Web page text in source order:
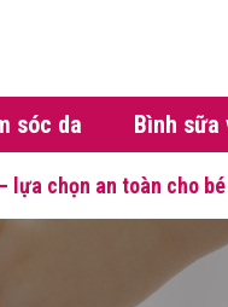
sóc da Bình sữa
lựa chọn an toàn cho bé